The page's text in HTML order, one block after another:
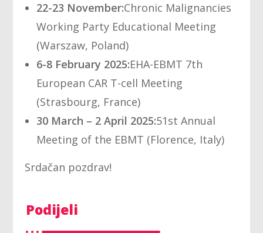
22-23 November:Chronic Malignancies
Working Party Educational Meeting
(Warszaw, Poland)
6-8 February 2025:EHA-EBMT 7th
European CAR T-cell Meeting
(Strasbourg, France)
30 March – 2 April 2025:51st Annual
Meeting of the EBMT (Florence, Italy)
Srdačan pozdrav!
Podijeli